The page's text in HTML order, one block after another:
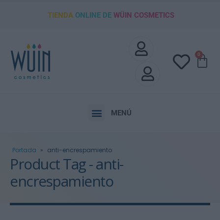
TIENDAONLINE DE WÜIN COSMETICS
0
MENÚ
Portada » anti-encrespamiento
Product Tag - anti-
encrespamiento